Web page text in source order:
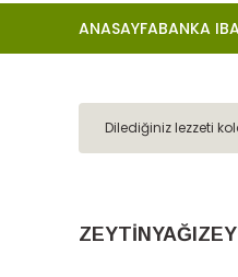
ANASAYFABANKA
ZEYTİNYAĞI